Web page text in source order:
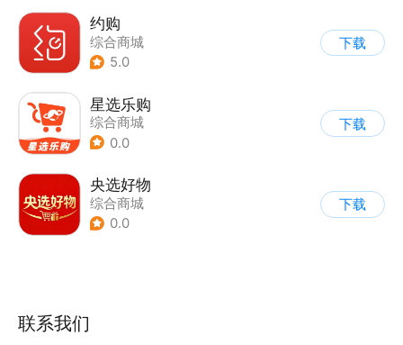
约购
综合商城
5.0
下载
星选乐购
综合商城
0.0
下载
央选好物
综合商城
0.0
下载
联系我们